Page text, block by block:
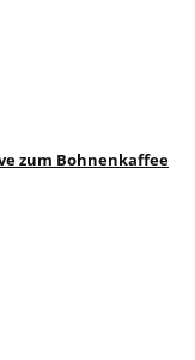
zum Bohnenkaffee